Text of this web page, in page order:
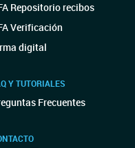
Repositorio recibos
Verificación
digital
Y TUTORIALES
Frecuentes